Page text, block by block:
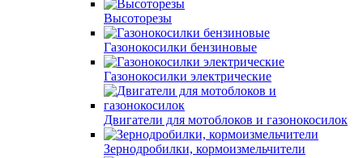
Высоторезы
Газонокосилки бензиновые
Газонокосилки электрические
Двигатели для мотоблоков и газонокосилок
Зернодробилки, кормоизмельчители